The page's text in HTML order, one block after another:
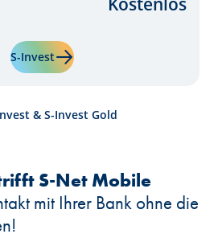
S-InvestMehr erfahren über "S-Invest"
& S-Invest Gold
S-Net Mobile
mit Ihrer Bank ohne die